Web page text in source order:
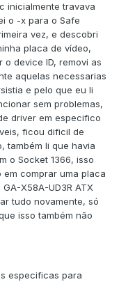
inicialmente travava
o -x para o Safe
vez, e descobri
placa de vídeo,
device ID, removi as
aquelas necessarias
e pelo que eu li
sem problemas,
driver em especifico
ficou dificil de
também li que havia
o Socket 1366, isso
em comprar uma placa
X58A-UD3R ATX
tudo novamente, só
isso também não
especificas para